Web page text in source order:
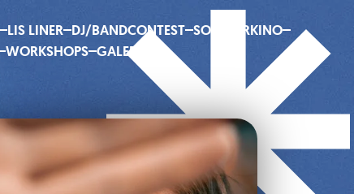
LIS LINER DJ/BANDCONTEST SOMMERKINO
WORKSHOPS GALERIE